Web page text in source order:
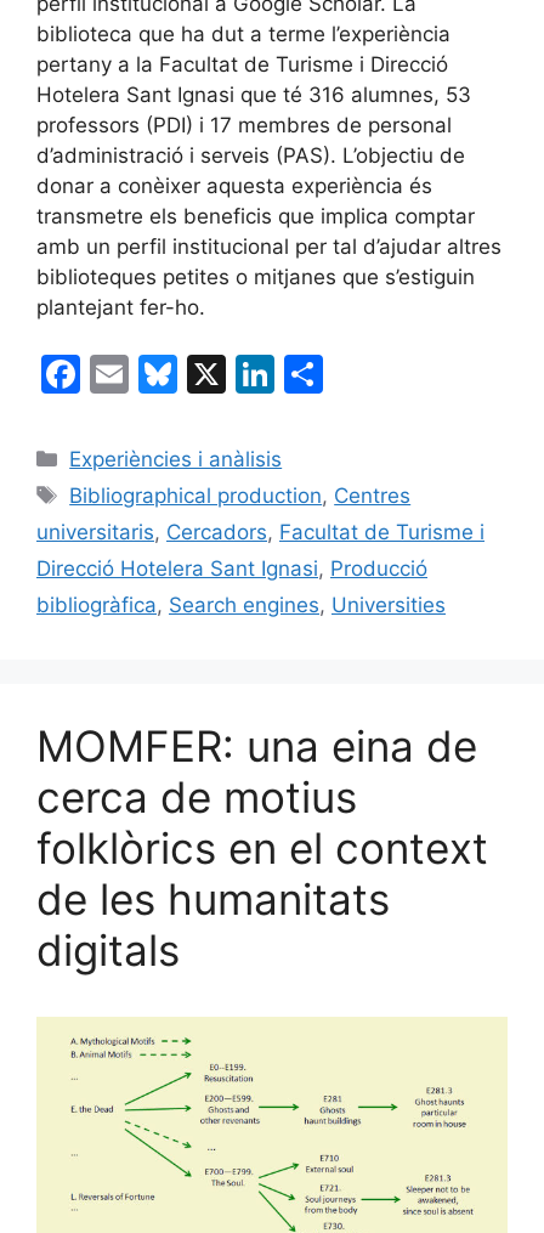
biblioteca que ha dut a terme l’experiència
pertany a la Facultat de Turisme i Direcció
Hotelera Sant Ignasi que té 316 alumnes, 53
professors (PDI) i 17 membres de personal
d’administració i serveis (PAS). L’objectiu de
donar a conèixer aquesta experiència és
transmetre els beneficis que implica comptar
amb un perfil institucional per tal d’ajudar altres
biblioteques petites o mitjanes que s’estiguin
plantejant fer-ho.
F
c
e
b
o
o
E
ai
l
Bl
e
s
k
y
X
Li
k
e
dI
n
p
ar
te
ix
Categories
Experiències i anàlisis
Etiquetes
Bibliographical production, Centres
universitaris, Cercadors, Facultat de Turisme i
Direcció Hotelera Sant Ignasi, Producció
bibliogràfica, Search engines, Universities
MOMFER: una eina de
cerca de motius
folklòrics en el context
de les humanitats
digitals